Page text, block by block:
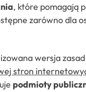
, które pomagają
zarówno dla
wersja
stron
podmioty